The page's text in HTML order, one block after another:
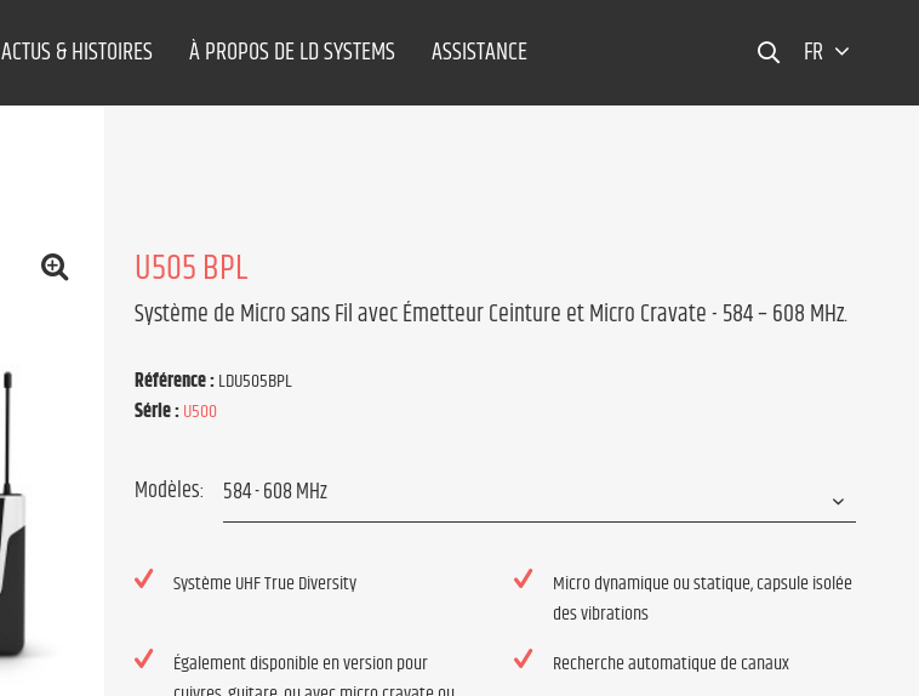
ACTUS & HISTOIRES À PROPOS DE LD SYSTEMS ASSISTANCE FR
U505 BPL
Système de Micro sans Fil avec Émetteur Ceinture et Micro Cravate - 584 – 608 MHz.
Référence :LDU505BPL
Série :U500
Modèles:
Système UHF True Diversity
Micro dynamique ou statique, capsule isolée
des vibrations
Également disponible en version pour
Recherche automatique de canaux